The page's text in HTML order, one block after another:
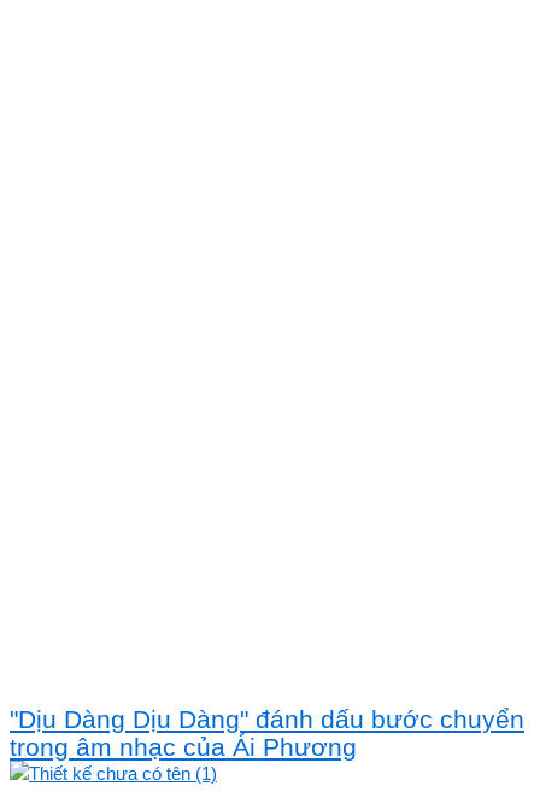
"Dịu Dàng Dịu Dàng" đánh dấu bước chuyển
trong âm nhạc của Ái Phương